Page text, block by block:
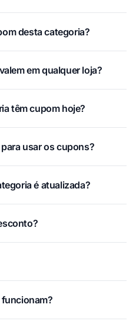
desta categoria?
em qualquer loja?
têm cupom hoje?
usar os cupons?
é atualizada?